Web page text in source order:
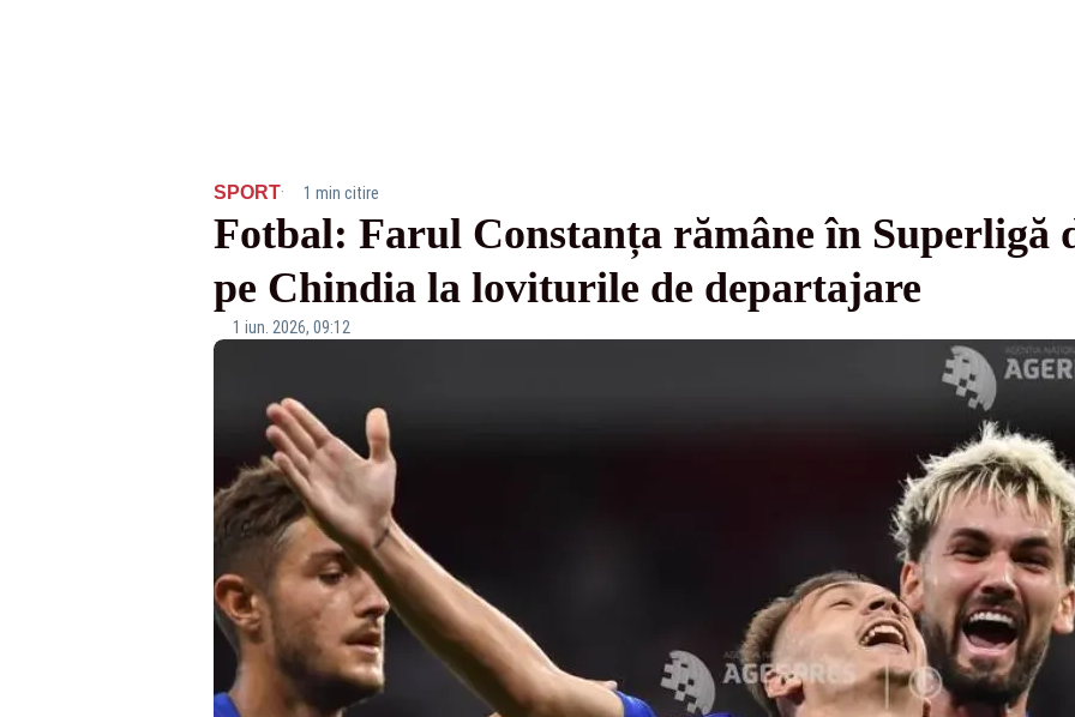
SPORT· 1 min citire
Fotbal: Farul Constanța rămâne în Superligă
pe Chindia la loviturile de departajare
1 iun. 2026, 09:12